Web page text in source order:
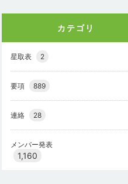
カテゴリ
星取表 2
要項 889
連絡 28
メンバー発表
1,160